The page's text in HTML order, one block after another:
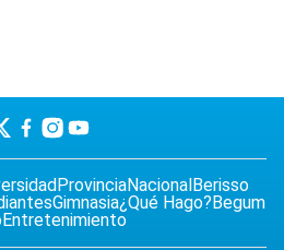
ProvinciaNacionalBerisso
Gimnasia¿Qué Hago?Begum
Entretenimiento